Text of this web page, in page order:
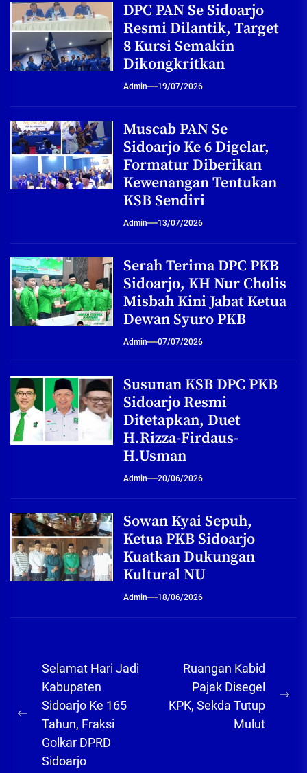
DPC PAN Se Sidoarjo
Resmi Dilantik, Target
8 Kursi Semakin
Dikongkritkan
Admin 19/07/2026
Muscab PAN Se
Sidoarjo Ke 6 Digelar,
Formatur Diberikan
Kewenangan Tentukan
KSB Sendiri
Admin 13/07/2026
Serah Terima DPC PKB
Sidoarjo, KH Nur Cholis
Misbah Kini Jabat Ketua
Dewan Syuro PKB
Admin 07/07/2026
Susunan KSB DPC PKB
Sidoarjo Resmi
Ditetapkan, Duet
H.Rizza-Firdaus-
H.Usman
Admin 20/06/2026
Sowan Kyai Sepuh,
Ketua PKB Sidoarjo
Kuatkan Dukungan
Kultural NU
Admin 18/06/2026
Navigasi
pos
Previous
post:
Selamat Hari Jadi
Kabupaten
Sidoarjo Ke 165
Tahun, Fraksi
Golkar DPRD
Sidoarjo
Ruangan Kabid
Pajak Disegel
KPK, Sekda Tutup
Mulut